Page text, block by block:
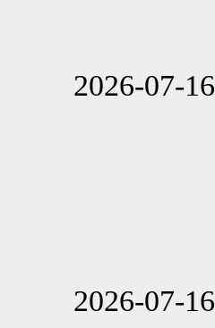
2026-07-16
2026-07-16